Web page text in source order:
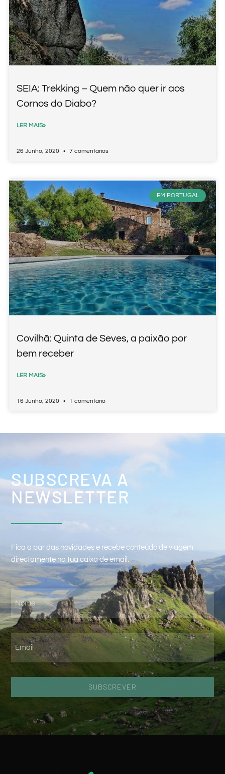
SEIA: Trekking – Quem não quer ir aos
Cornos do Diabo?
LER MAIS»
26 Junho, 2020 7 comentários
EM PORTUGAL
Covilhã: Quinta de Seves, a paixão por
bem receber
LER MAIS»
16 Junho, 2020 1 comentário
SUBSCREVA A
NEWSLETTER
Fica a par das novidades e recebe conteúdo de viagem
directamente na tua caixa de email.
SUBSCREVER